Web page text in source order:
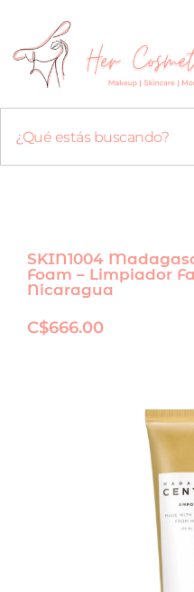
SKIN1004
Foam – Limpiador
Nicaragua
C$666.00